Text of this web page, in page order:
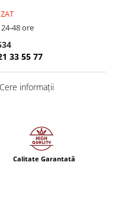
24-48 ore
33 55 77
Cere informații
Calitate Garantată